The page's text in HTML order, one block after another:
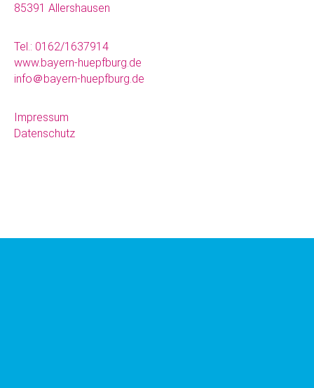
85391 Allershausen
Tel.: 0162/1637914
www.bayern-huepfburg.de
info＠bayern-huepfburg.de
Impressum
Datenschutz